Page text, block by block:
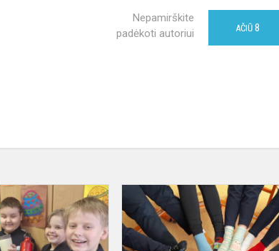
Nepamirškite
padėkoti autoriui
AČIŪ 8
Kovo
22-
oji